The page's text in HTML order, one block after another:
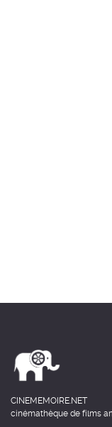
CINEMEMOIRE.NET
cinémathèque de films